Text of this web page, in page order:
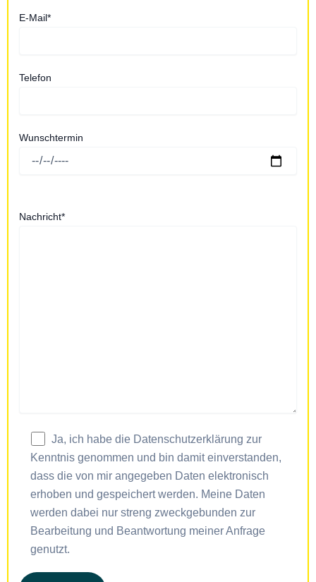
E-Mail*
Telefon
Wunschtermin
Nachricht*
Ja, ich habe die Datenschutzerklärung zur
Kenntnis genommen und bin damit einverstanden,
dass die von mir angegeben Daten elektronisch
erhoben und gespeichert werden. Meine Daten
werden dabei nur streng zweckgebunden zur
Bearbeitung und Beantwortung meiner Anfrage
genutzt.